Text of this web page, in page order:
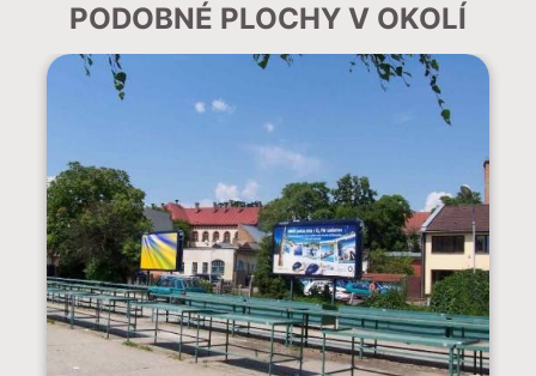
PODOBNÉ PLOCHY V OKOLÍ